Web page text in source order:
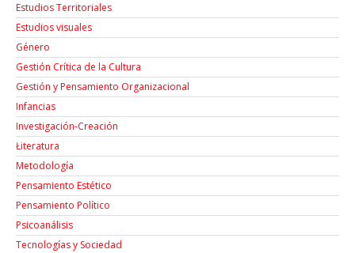
Estudios Territoriales
Estudios visuales
Género
Gestión Crítica de la Cultura
Gestión y Pensamiento Organizacional
Infancias
Investigación-Creación
Łiteratura
Metodología
Pensamiento Estético
Pensamiento Político
Psicoanálisis
Tecnologías y Sociedad